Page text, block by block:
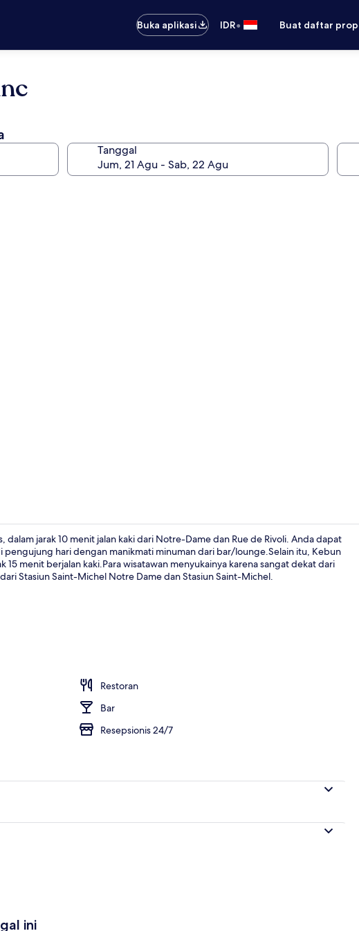
Buka aplikasi
IDR• Buat daftar
Tanggal
Kamar
jarak 10 menit jalan kaki dari Notre-Dame dan Rue de Rivoli. Anda dapat
hari dengan manikmati minuman dari bar/lounge.Selain itu, Kebun
15 menit berjalan kaki.Para wisatawan menyukainya karena sangat dekat dari
Stasiun Saint-Michel Notre Dame dan Stasiun Saint-Michel.
Restoran
Bar
Resepsionis 24/7
ini